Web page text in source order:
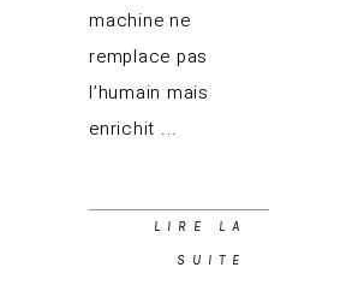
machine ne
remplace pas
l’humain mais
enrichit
LIRE LA
SUITE